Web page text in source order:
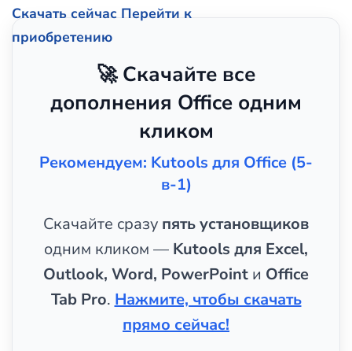
Скачать сейчас Перейти к
приобретению
🚀 Скачайте все
дополнения Office одним
кликом
Рекомендуем: Kutools для Office (5-
в-1)
Скачайте сразу пять установщиков
одним кликом — Kutools для Excel,
Outlook, Word, PowerPoint и Office
Tab Pro. Нажмите, чтобы скачать
прямо сейчас!